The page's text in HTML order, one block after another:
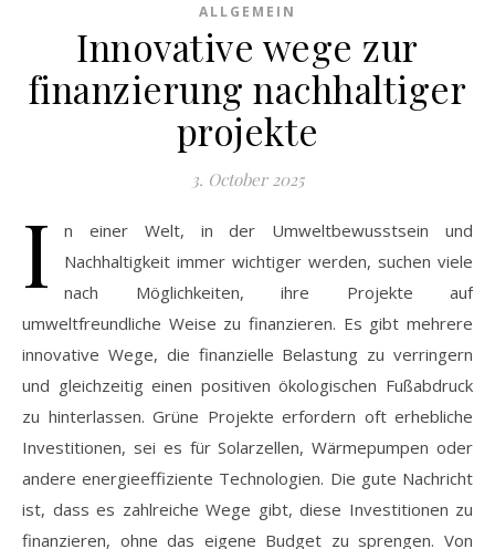
ALLGEMEIN
Innovative wege zur
finanzierung nachhaltiger
projekte
3. October 2025
I
n einer Welt, in der Umweltbewusstsein und
Nachhaltigkeit immer wichtiger werden, suchen viele
nach Möglichkeiten, ihre Projekte auf
umweltfreundliche Weise zu finanzieren. Es gibt mehrere
innovative Wege, die finanzielle Belastung zu verringern
und gleichzeitig einen positiven ökologischen Fußabdruck
zu hinterlassen. Grüne Projekte erfordern oft erhebliche
Investitionen, sei es für Solarzellen, Wärmepumpen oder
andere energieeffiziente Technologien. Die gute Nachricht
ist, dass es zahlreiche Wege gibt, diese Investitionen zu
finanzieren, ohne das eigene Budget zu sprengen. Von